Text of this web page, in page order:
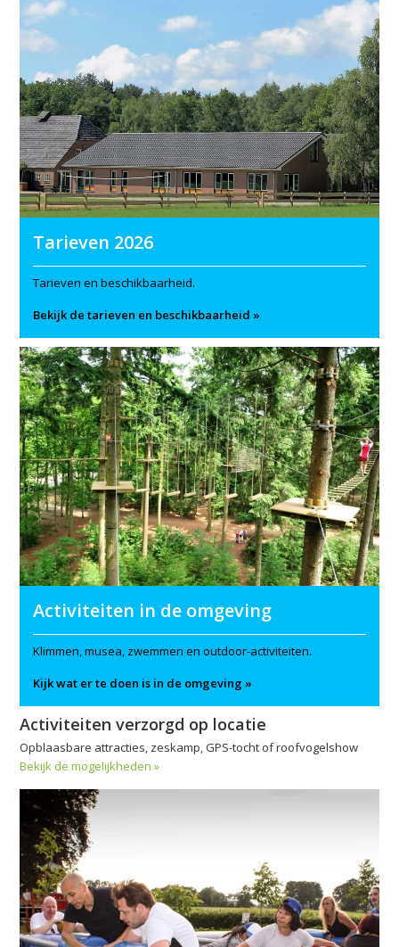
Tarieven 2026
Tarieven en beschikbaarheid.
Bekijk de tarieven en beschikbaarheid »
Activiteiten in de omgeving
Klimmen, musea, zwemmen en outdoor-activiteiten.
Kijk wat er te doen is in de omgeving »
Activiteiten verzorgd op locatie
Opblaasbare attracties, zeskamp, GPS-tocht of roofvogelshow
Bekijk de mogelijkheden »